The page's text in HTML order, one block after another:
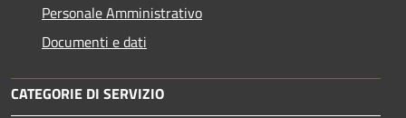
Personale Amministrativo
Documenti e dati
CATEGORIE DI SERVIZIO